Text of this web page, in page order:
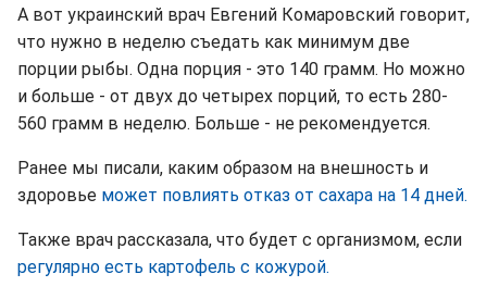
А вот украинский врач Евгений Комаровский говорит,
что нужно в неделю съедать как минимум две
порции рыбы. Одна порция - это 140 грамм. Но можно
и больше - от двух до четырех порций, то есть 280-
560 грамм в неделю. Больше - не рекомендуется.
Ранее мы писали, каким образом на внешность и
здоровье может повлиять отказ от сахара на 14 дней.
Также врач рассказала, что будет с организмом, если
регулярно есть картофель с кожурой.